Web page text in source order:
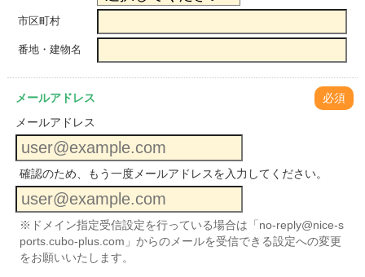
市区町村
番地・建物名
メールアドレス
必須
メールアドレス
確認のため、もう一度メールアドレスを入力してください。
※ドメイン指定受信設定を行っている場合は「no-reply@nice-s
ports.cubo-plus.com」からのメールを受信できる設定への変更
をお願いいたします。